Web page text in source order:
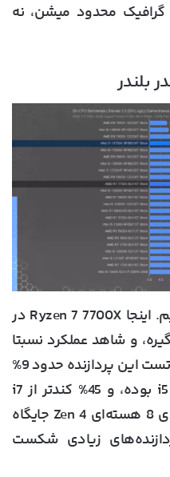
محدود میشن، نه
بلندر
با تست رندر بلندر شروع می‌کنیم. اینجا Ryzen 7 7700X در
و شاهد عملکرد نسبتا
ضعیفی از اون هستیم. در این تست این پردازنده حدود 9%
کندتر از i7 12700K و i5 13600K بوده، و 45% کندتر از i7
13700K. در این تست پردازنده‌ی 8 هسته‌ای Zen 4 جایگاه
زیادی شکست